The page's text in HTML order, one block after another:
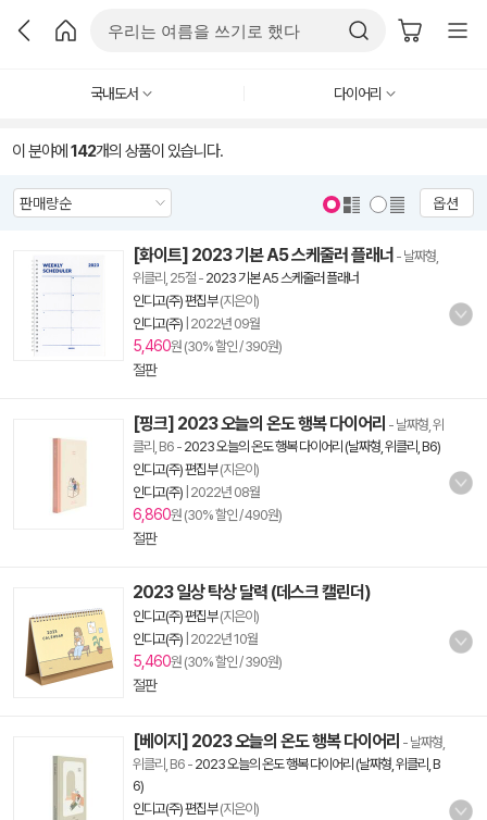
국내도서 다이어리
이 분야에 142개의 상품이 있습니다.
옵션
[화이트] 2023 기본 A5 스케줄러 플래너 - 날짜형,
위클리, 25절 - 2023 기본 A5 스케줄러 플래너
인디고(주) 편집부(지은이)
인디고(주) 2022년 09월
5,460원 (30% 할인 / 390원)
절판
[핑크] 2023 오늘의 온도 행복 다이어리 - 날짜형, 위
클리, B6 - 2023 오늘의 온도 행복 다이어리 (날짜형, 위클리, B6)
인디고(주) 편집부(지은이)
인디고(주) 2022년 08월
6,860원 (30% 할인 / 490원)
절판
2023 일상 탁상 달력 (데스크 캘린더)
인디고(주) 편집부(지은이)
인디고(주) 2022년 10월
5,460원 (30% 할인 / 390원)
절판
[베이지] 2023 오늘의 온도 행복 다이어리 - 날짜형,
위클리, B6 - 2023 오늘의 온도 행복 다이어리 (날짜형, 위클리, B
6)
인디고(주) 편집부(지은이)